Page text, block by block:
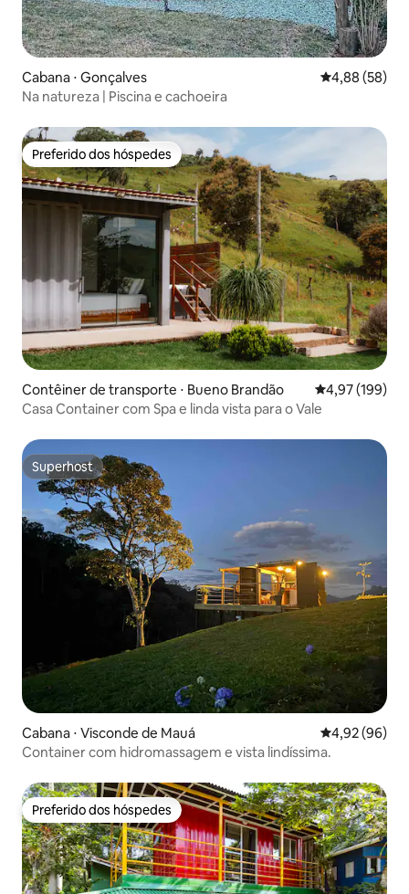
Cabana ⋅ Gonçalves 4,88 de uma
4,88 (58)
Na natureza | Piscina e cachoeira
Preferido dos hóspedes
Preferido dos hóspedes
Contêiner de transporte ⋅ Bueno Brandão 4,97 de uma
4,97 (199)
Casa Container com Spa e linda vista para o Vale
Superhost
Superhost
Cabana ⋅ Visconde de Mauá 4,92 de uma
4,92 (96)
Container com hidromassagem e vista lindíssima.
Preferido dos hóspedes
Preferido dos hóspedes